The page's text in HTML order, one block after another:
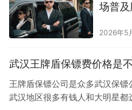
场普及
2026年5
武汉王牌盾保镖费价格是
王牌盾保镖公司是众多武汉保镖
武汉地区很多有钱人和大明星